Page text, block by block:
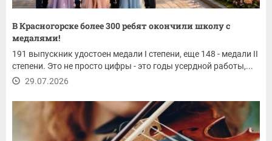
В Красногорске более 300 ребят окончили школу с
медалями!
191 выпускник удостоен медали I степени, еще 148 - медали II
степени. Это не просто цифры - это годы усердной работы,...
29.07.2026